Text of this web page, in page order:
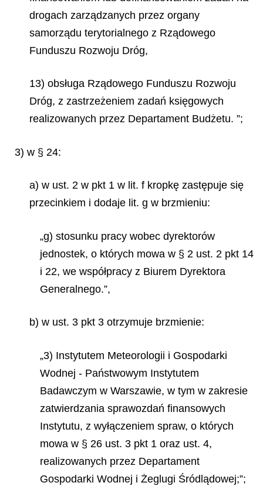
drogach zarządzanych przez organy
samorządu terytorialnego z Rządowego
Funduszu Rozwoju Dróg,
13) obsługa Rządowego Funduszu Rozwoju
Dróg, z zastrzeżeniem zadań księgowych
realizowanych przez Departament Budżetu. ”;
3) w § 24:
a) w ust. 2 w pkt 1 w lit. f kropkę zastępuje się
przecinkiem i dodaje lit. g w brzmieniu:
„g) stosunku pracy wobec dyrektorów
jednostek, o których mowa w § 2 ust. 2 pkt 14
i 22, we współpracy z Biurem Dyrektora
Generalnego.”,
b) w ust. 3 pkt 3 otrzymuje brzmienie:
„3) Instytutem Meteorologii i Gospodarki
Wodnej - Państwowym Instytutem
Badawczym w Warszawie, w tym w zakresie
zatwierdzania sprawozdań finansowych
Instytutu, z wyłączeniem spraw, o których
mowa w § 26 ust. 3 pkt 1 oraz ust. 4,
realizowanych przez Departament
Gospodarki Wodnej i Żeglugi Śródlądowej;”;